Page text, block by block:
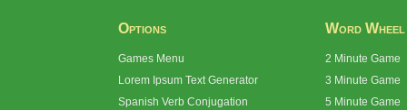
Options
Games Menu
Lorem Ipsum Text Generator
Spanish Verb Conjugation
Word Wheel
2 Minute Game
3 Minute Game
5 Minute Game